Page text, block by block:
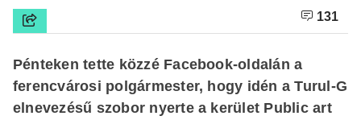
131
Pénteken tette közzé Facebook-oldalán a
ferencvárosi polgármester, hogy idén a Turul-G
elnevezésű szobor nyerte a kerület Public art